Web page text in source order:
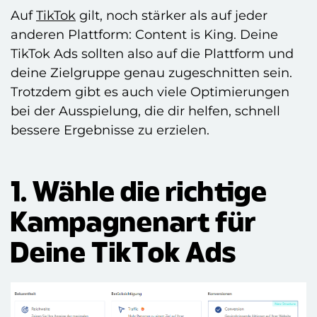
AufTikTok gilt, noch stärker als auf jeder
anderen Plattform: Content is King. Deine
TikTok Ads sollten also auf die Plattform und
deine Zielgruppe genau zugeschnitten sein.
Trotzdem gibt es auch viele Optimierungen
bei der Ausspielung, die dir helfen, schnell
bessere Ergebnisse zu erzielen.
1. Wähle die richtige
Kampagnenart für
Deine TikTok Ads